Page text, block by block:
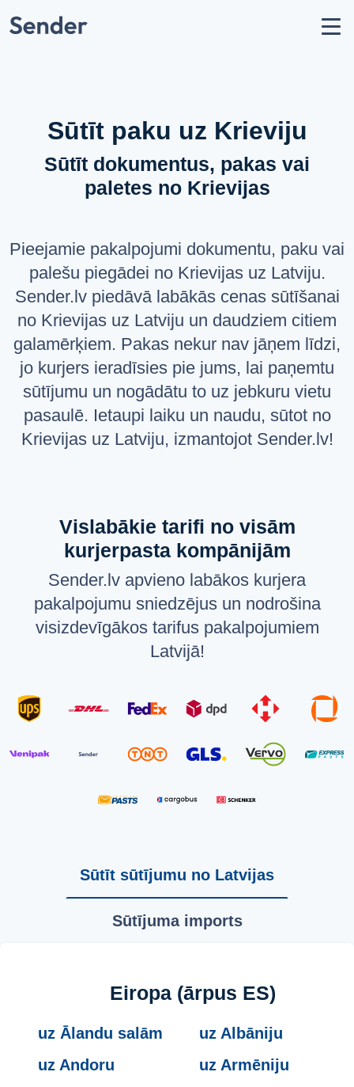
Nosūtīt sūtījumu
Pārvadātāju partneri
Aizliegumi un ierobežojumi
API dokumentācija
help_circle Atbalsts
Jautājumi un atbildes
VALODA
Latviešu
Русский
English
Sūtīt paku uz Krieviju
Sūtīt dokumentus, pakas vai
paletes no Krievijas
Pieejamie pakalpojumi dokumentu, paku vai
palešu piegādei no Krievijas uz Latviju.
Sender.lv piedāvā labākās cenas sūtīšanai
no Krievijas uz Latviju un daudziem citiem
galamērķiem. Pakas nekur nav jāņem līdzi,
jo kurjers ieradīsies pie jums, lai paņemtu
sūtījumu un nogādātu to uz jebkuru vietu
pasaulē. Ietaupi laiku un naudu, sūtot no
Krievijas uz Latviju, izmantojot Sender.lv!
Vislabākie tarifi no visām
kurjerpasta kompānijām
Sender.lv apvieno labākos kurjera
pakalpojumu sniedzējus un nodrošina
visizdevīgākos tarifus pakalpojumiem
Latvijā!
Sūtīt sūtījumu no Latvijas
Sūtījuma imports
Eiropa (ārpus ES)
uz Ālandu salām
uz Albāniju
uz Andoru
uz Armēniju